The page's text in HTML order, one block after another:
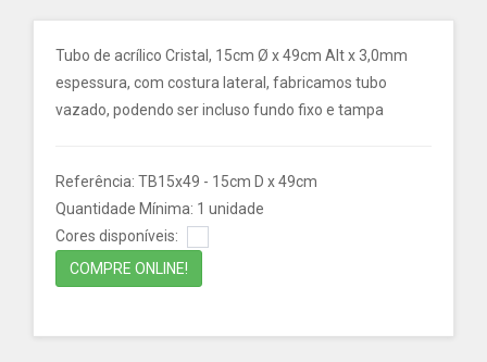
Tubo de acrílico Cristal, 15cm Ø x 49cm Alt x 3,0mm
espessura, com costura lateral, fabricamos tubo
vazado, podendo ser incluso fundo fixo e tampa
Referência: TB15x49 - 15cm D x 49cm
Quantidade Mínima: 1 unidade
Cores disponíveis:
COMPRE ONLINE!